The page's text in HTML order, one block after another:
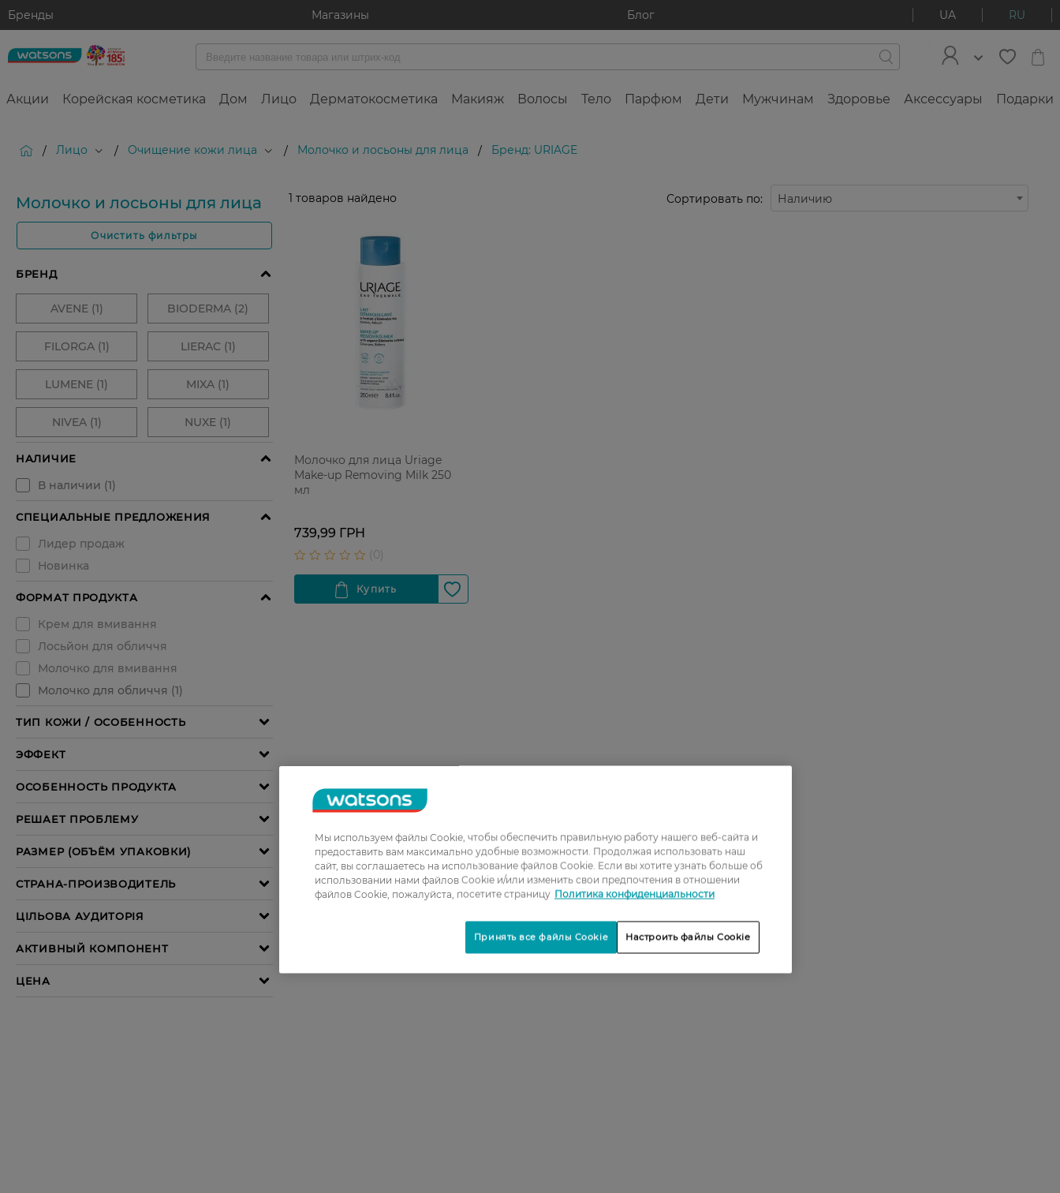
Бренды Магазины Блог UA RU
Акции Корейская косметика Дом Лицо Дерматокосметика Макияж Волосы Тело Парфюм Дети Мужчинам Здоровье Аксессуары Подарки
/ Лицо / Очищение кожи лица / Молочко и лосьоны для лица / Бренд: URIAGE
Молочко и лосьоны для лица
Очистить фильтры
1 товаров найдено Сортировать по: Наличию
Молочко для лица Uriage
Make-up Removing Milk 250
мл
739,99 ГРН
Мы используем файлы Cookie, чтобы обеспечить правильную работу нашего веб-сайта и
предоставить вам максимально удобные возможности. Продолжая использовать наш
сайт, вы соглашаетесь на использование файлов Cookie. Если вы хотите узнать больше об
использовании нами файлов Cookie и/или изменить свои предпочтения в отношении
файлов Cookie, пожалуйста, посетите страницу Политика конфиденциальности
Настроить файлы Cookie
Принять все файлы Cookie